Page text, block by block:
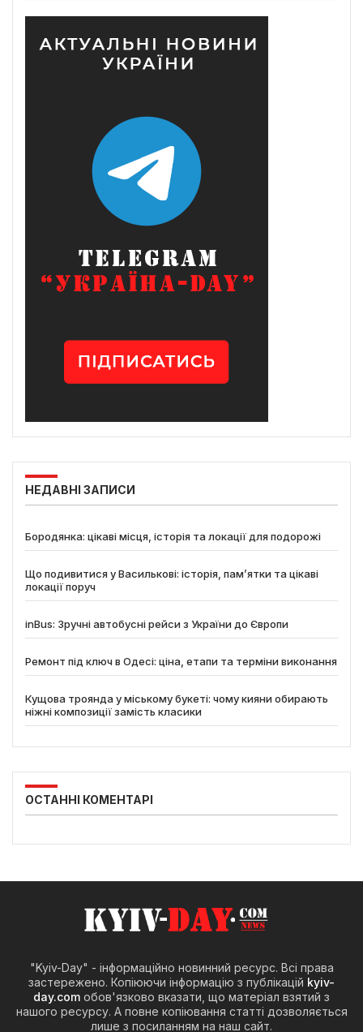
НЕДАВНІ ЗАПИСИ
Бородянка: цікаві місця, історія та локації для подорожі
Що подивитися у Василькові: історія, пам’ятки та цікаві
локації поруч
inBus: Зручні автобусні рейси з України до Європи
Ремонт під ключ в Одесі: ціна, етапи та терміни виконання
Кущова троянда у міському букеті: чому кияни обирають
ніжні композиції замість класики
ОСТАННІ КОМЕНТАРІ
"Kyiv-Day" - інформаційно новинний ресурс. Всі права
застережено. Копіюючи інформацію з публікацій kyiv-
day.com обов'язково вказати, що матеріал взятий з
нашого ресурсу. А повне копіювання статті дозволяється
лише з посиланням на наш сайт.